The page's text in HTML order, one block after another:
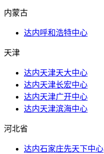
内蒙古
达内呼和浩特中心
天津
达内天津天大中心
达内天津长宏中心
达内天津广开中心
达内天津滨海中心
河北省
达内石家庄先天下中心